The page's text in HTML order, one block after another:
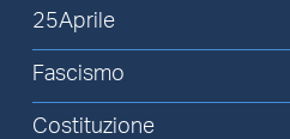
25Aprile
Fascismo
Costituzione